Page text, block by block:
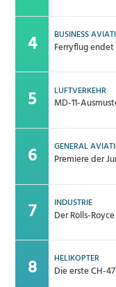
BUSINESS
Ferryflug
LUFTVERKEHR
MD-11-
GENERAL
Premiere der
INDUSTRIE
Der Rolls-
HELIKOPTER
Die erste CH-